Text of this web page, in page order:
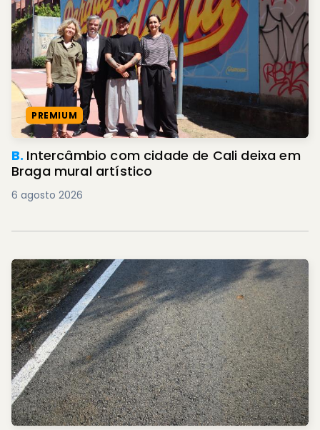
PREMIUM
B. Intercâmbio com cidade de Cali deixa em
Braga mural artístico
6 agosto 2026